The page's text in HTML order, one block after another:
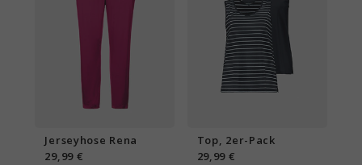
Jerseyhose Rena
29,99 €
Top, 2er-Pack
29,99 €